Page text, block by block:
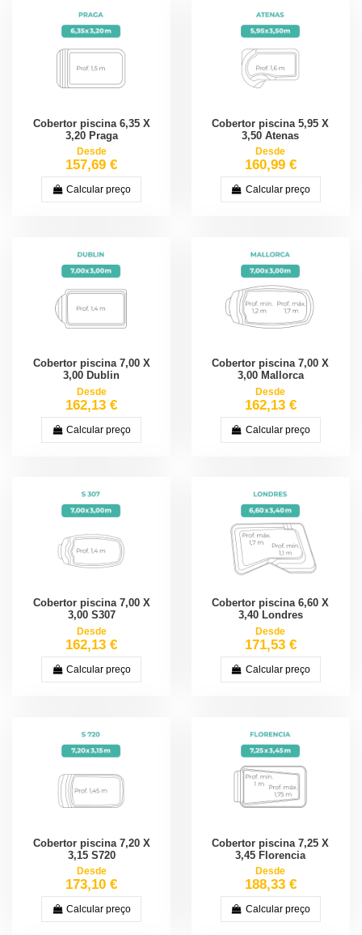
Cobertor piscina 6,35 X
3,20 Praga
Desde
157,69 €
Calcular preço
Cobertor piscina 5,95 X
3,50 Atenas
Desde
160,99 €
Calcular preço
Cobertor piscina 7,00 X
3,00 Dublin
Desde
162,13 €
Calcular preço
Cobertor piscina 7,00 X
3,00 Mallorca
Desde
162,13 €
Calcular preço
Cobertor piscina 7,00 X
3,00 S307
Desde
162,13 €
Calcular preço
Cobertor piscina 6,60 X
3,40 Londres
Desde
171,53 €
Calcular preço
Cobertor piscina 7,20 X
3,15 S720
Desde
173,10 €
Calcular preço
Cobertor piscina 7,25 X
3,45 Florencia
Desde
188,33 €
Calcular preço